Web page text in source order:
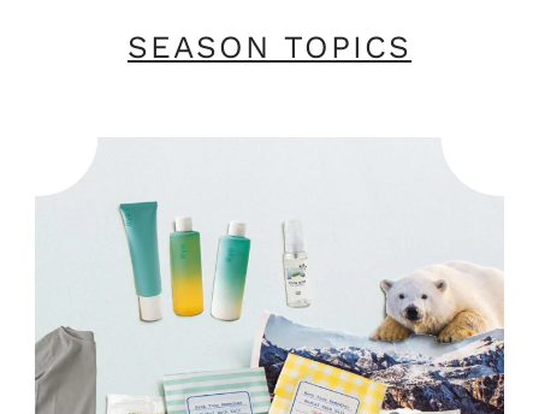
SEASON TOPICS